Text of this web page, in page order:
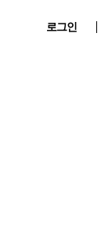
로그인